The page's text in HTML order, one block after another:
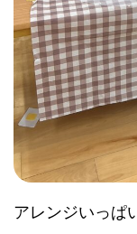
アレンジいっぱ